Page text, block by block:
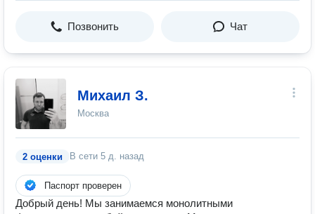
Позвонить Чат
Михаил З.
Москва
2 оценки В сети 5 д. назад
Паспорт проверен
Добрый день! Мы занимаемся монолитными